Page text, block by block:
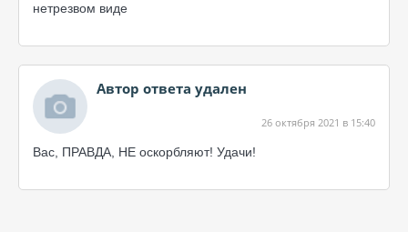
нетрезвом виде
Автор ответа удален
26 октября 2021 в 15:40
Вас, ПРАВДА, НЕ оскорбляют! Удачи!